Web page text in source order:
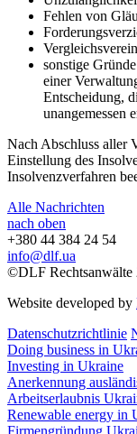
Fehlen von
sonstige
einer
Entscheidung,
unangemessen
Nach Abschluss aller
Einstellung des
Insolvenzverfahren
Alle Nachrichten
nach oben
+380 44 384 24 54
info@dlf.ua
©DLF Rechtsanwälte
Website developed by
Datenschutzrichtlinie
Doing business in
Investing in Ukraine
Anerkennung
Arbeitserlaubnis
Renewable energy in
Firmengründung